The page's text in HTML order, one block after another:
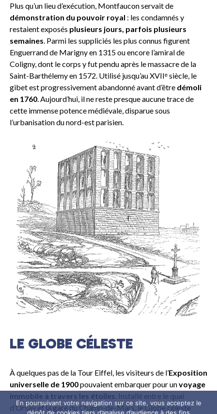
Plus qu’un lieu d’exécution, Montfaucon servait de
démonstration du pouvoir royal : les condamnés y
restaient exposés plusieurs jours, parfois plusieurs
semaines. Parmi les suppliciés les plus connus figurent
Enguerrand de Marigny en 1315 ou encore l’amiral de
Coligny, dont le corps y fut pendu après le massacre de la
Saint-Barthélemy en 1572. Utilisé jusqu’au XVIIᵉ siècle, le
gibet est progressivement abandonné avant d’être démoli
en 1760. Aujourd’hui, il ne reste presque aucune trace de
cette immense potence médiévale, disparue sous
l’urbanisation du nord-est parisien.
Reconstitution par Eugène Viollet-le-Duc.
LE GLOBE CÉLESTE
À quelques pas de la Tour Eiffel, les visiteurs de l’Exposition
universelle de 1900pouvaient embarquer pour unvoyage
immobile à travers les étoiles. Installé entre le quai
d’Orsay et la gare du Champ-de-Mars, le Globe céleste
En poursuivant votre navigation sur ce site, vous acceptez le